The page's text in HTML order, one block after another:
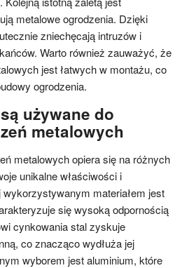
metalowe ogrodzenia. Dzięki
zniechęcają intruzów i
Warto również zauważyć, że
jest łatwych w montażu, co
ogrodzenia.
używane do
metalowych
metalowych opiera się na różnych
unikalne właściwości i
materiałem jest
się wysoką odpornością
cynkowania stal zyskuje
co znacząco wydłuża jej
wyborem jest aluminium, które